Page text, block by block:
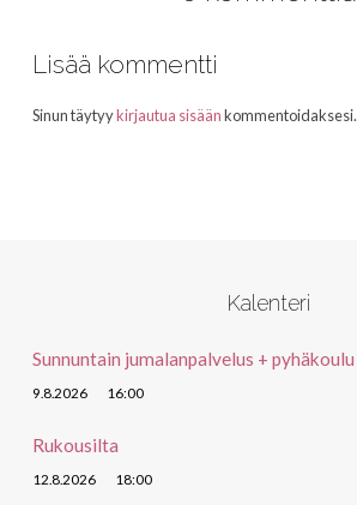
Lisää kommentti
Sinun täytyykirjautua sisäänkommentoidaksesi.
Kalenteri
Sunnuntain jumalanpalvelus + pyhäkoulu
9.8.2026 16:00
Rukousilta
12.8.2026 18:00